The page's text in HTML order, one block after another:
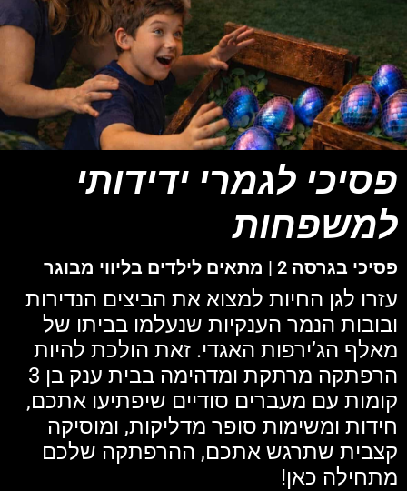
פסיכי לגמרי ידידותי
למשפחות
פסיכי בגרסה 2 | מתאים לילדים בליווי מבוגר
עזרו לגן החיות למצוא את הביצים הנדירות
ובובות הנמר הענקיות שנעלמו בביתו של
מאלף הג’ירפות האגדי. זאת הולכת להיות
הרפתקה מרתקת ומדהימה בבית ענק בן 3
קומות עם מעברים סודיים שיפתיעו אתכם,
חידות ומשימות סופר מדליקות, ומוסיקה
קצבית שתרגש אתכם, ההרפתקה שלכם
מתחילה כאן!